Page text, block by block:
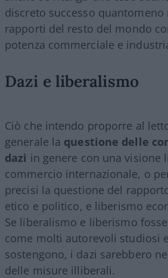
discreto successo
rapporti del resto del mondo
potenza commerciale e
Dazi e liberalismo
Ciò che intendo proporre al
generale la questione delle
dazi in genere con una visione
commercio internazionale, o
precisi la questione del
etico e politico, e liberismo
Se liberalismo e liberismo
come molti autorevoli studiosi
sostengono, i dazi sarebbero
delle misure illiberali.